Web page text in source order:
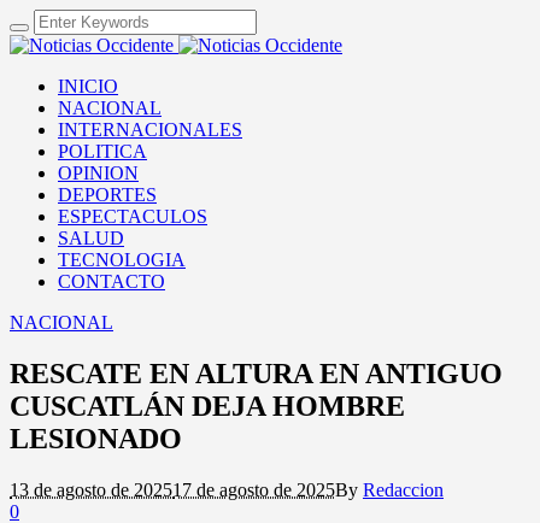
INICIO
NACIONAL
INTERNACIONALES
POLITICA
OPINION
DEPORTES
ESPECTACULOS
SALUD
TECNOLOGIA
CONTACTO
NACIONAL
RESCATE EN ALTURA EN ANTIGUO
CUSCATLÁN DEJA HOMBRE
LESIONADO
13 de agosto de 202517 de agosto de 2025By Redaccion
0